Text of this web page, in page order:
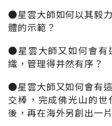
●星雲大師如何以其毅
體的示範？
●星雲大師又如何會有
織，管理得井然有序？
●星雲大師又如何會有
交棒，完成佛光山的
後，再在海外另創出一